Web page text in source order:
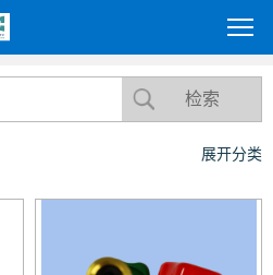
展开分类